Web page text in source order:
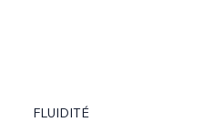
FLUIDITÉ